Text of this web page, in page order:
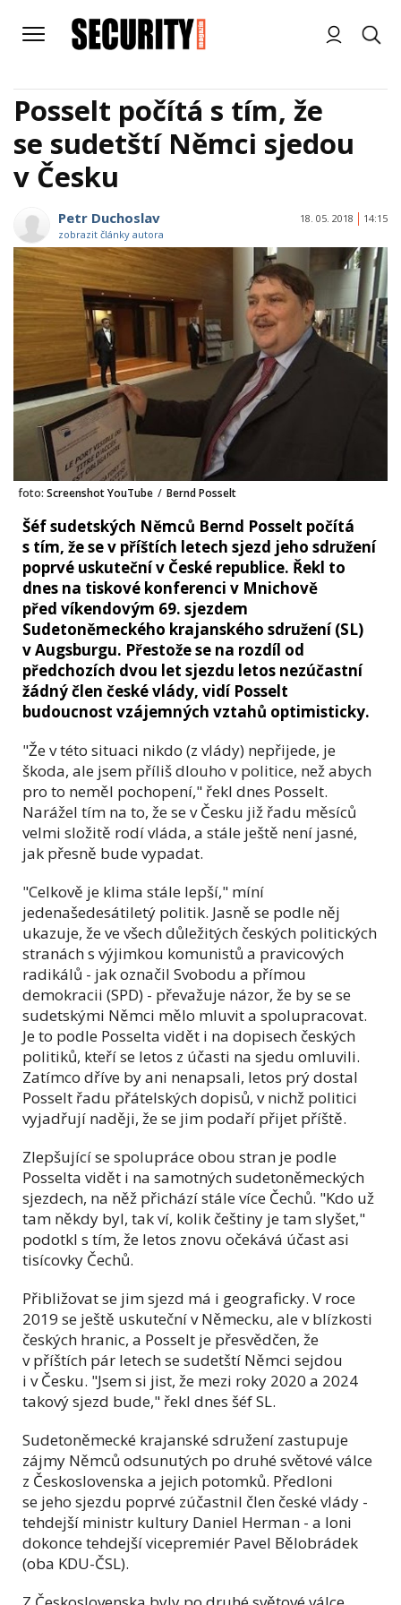
Posselt počítá s tím, že
se sudetští Němci sjedou
v Česku
Petr Duchoslav
zobrazit články autora
18. 05. 2018 14:15
foto: Screenshot YouTube / Bernd Posselt
Šéf sudetských Němců Bernd Posselt počítá
s tím, že se v příštích letech sjezd jeho sdružení
poprvé uskuteční v České republice. Řekl to
dnes na tiskové konferenci v Mnichově
před víkendovým 69. sjezdem
Sudetoněmeckého krajanského sdružení (SL)
v Augsburgu. Přestože se na rozdíl od
předchozích dvou let sjezdu letos nezúčastní
žádný člen české vlády, vidí Posselt
budoucnost vzájemných vztahů optimisticky.
"Že v této situaci nikdo (z vlády) nepřijede, je
škoda, ale jsem příliš dlouho v politice, než abych
pro to neměl pochopení," řekl dnes Posselt.
Narážel tím na to, že se v Česku již řadu měsíců
velmi složitě rodí vláda, a stále ještě není jasné,
jak přesně bude vypadat.
"Celkově je klima stále lepší," míní
jedenašedesátiletý politik. Jasně se podle něj
ukazuje, že ve všech důležitých českých politických
stranách s výjimkou komunistů a pravicových
radikálů - jak označil Svobodu a přímou
demokracii (SPD) - převažuje názor, že by se se
sudetskými Němci mělo mluvit a spolupracovat.
Je to podle Posselta vidět i na dopisech českých
politiků, kteří se letos z účasti na sjedu omluvili.
Zatímco dříve by ani nenapsali, letos prý dostal
Posselt řadu přátelských dopisů, v nichž politici
vyjadřují naději, že se jim podaří přijet příště.
Zlepšující se spolupráce obou stran je podle
Posselta vidět i na samotných sudetoněmeckých
sjezdech, na něž přichází stále více Čechů. "Kdo už
tam někdy byl, tak ví, kolik češtiny je tam slyšet,"
podotkl s tím, že letos znovu očekává účast asi
tisícovky Čechů.
Přibližovat se jim sjezd má i geograficky. V roce
2019 se ještě uskuteční v Německu, ale v blízkosti
českých hranic, a Posselt je přesvědčen, že
v příštích pár letech se sudetští Němci sejdou
i v Česku. "Jsem si jist, že mezi roky 2020 a 2024
takový sjezd bude," řekl dnes šéf SL.
Sudetoněmecké krajanské sdružení zastupuje
zájmy Němců odsunutých po druhé světové válce
z Československa a jejich potomků. Předloni
se jeho sjezdu poprvé zúčastnil člen české vlády -
tehdejší ministr kultury Daniel Herman - a loni
dokonce tehdejší vicepremiér Pavel Bělobrádek
(oba KDU-ČSL).